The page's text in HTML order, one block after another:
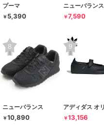
プーマ
￥ 5,390
ニューバランス
￥7,590
ニューバランス
￥10,890 ￥13,156